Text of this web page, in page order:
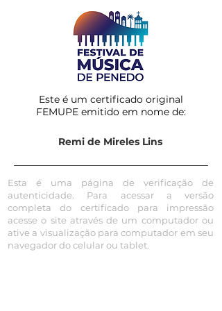
Este é um certificado original
FEMUPE emitido em nome de:
Remi de Mireles Lins
Esta é uma página de verificação de
autenticidade. Para acessar a versão
completa do certificado para impressão
acesse o site através de um computador ou
ative a visualização para computador em seu
navegador do celular ou tablet.